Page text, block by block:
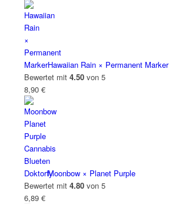
Hawaiian Rain × Permanent Marker
Bewertet mit 4.50von 5
8,90 €
Moonbow × Planet Purple
Bewertet mit 4.80von 5
6,89 €